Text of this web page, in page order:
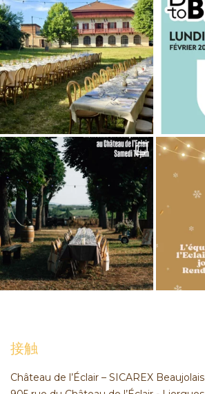
接触
Château de l’Éclair – SICAREX Beaujolais